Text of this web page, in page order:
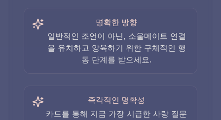
명확한 방향
일반적인 조언이 아닌, 소울메이트 연결
을 유치하고 양육하기 위한 구체적인 행
동 단계를 받으세요.
즉각적인 명확성
카드를 통해 지금 가장 시급한 사랑 질문